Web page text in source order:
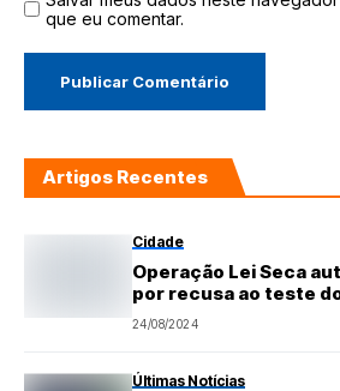
que eu comentar.
Artigos Recentes
Cidade
Operação Lei Seca
por recusa ao teste
Mossoró
24/08/2024
Últimas Notícias